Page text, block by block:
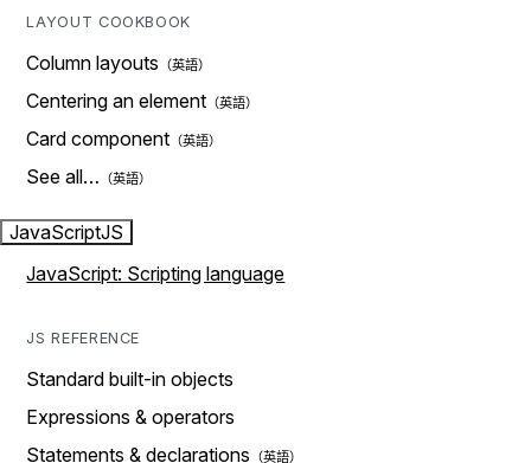
LAYOUT COOKBOOK
Column layouts
Centering an element
Card component
See all…
JavaScriptJS
JavaScript: Scripting language
JS REFERENCE
Standard built-in objects
Expressions & operators
Statements & declarations